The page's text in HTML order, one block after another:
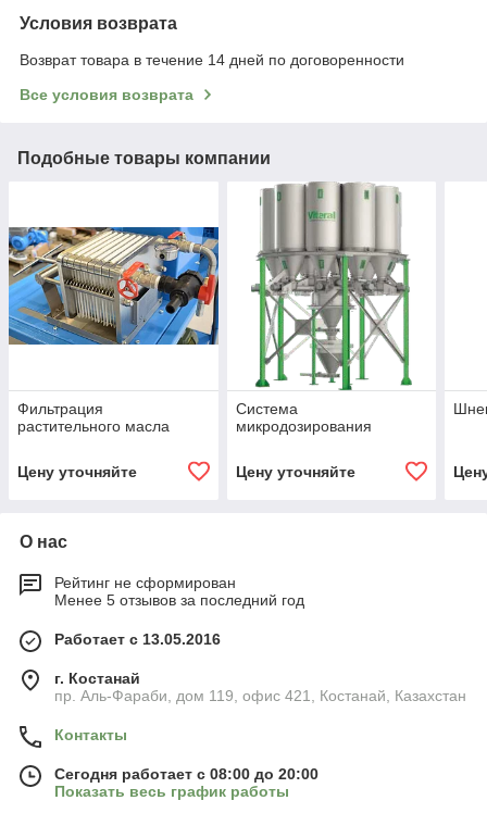
Условия возврата
Возврат товара в течение 14 дней по договоренности
Все условия возврата
Подобные товары компании
Фильтрация
растительного масла
Цену уточняйте
Система
микродозирования
Цену уточняйте
О нас
Рейтинг не сформирован
Менее 5 отзывов за последний год
Работает с 13.05.2016
г. Костанай
пр. Аль-Фараби, дом 119, офис 421, Костанай, Казахстан
Контакты
Сегодня работает с 08:00 до 20:00
Показать весь график работы